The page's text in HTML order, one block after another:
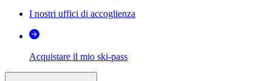
I nostri uffici di accoglienza
Acquistare il mio ski-pass